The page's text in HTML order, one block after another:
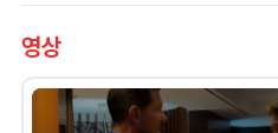
영상